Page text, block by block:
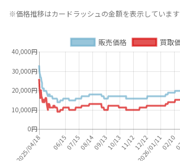
※価格推移はカードラッシュの金額を表示しています